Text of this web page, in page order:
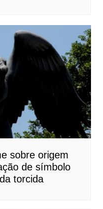
sobre origem
de símbolo
torcida